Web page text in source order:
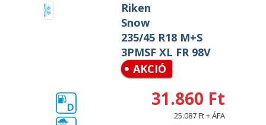
Riken
Snow
235/45 R18 M+S
3PMSF XL FR 98V
AKCIÓ
D 31.860 Ft
25.087 Ft + ÁFA